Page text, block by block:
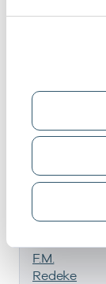
C.W. Van
Koutstaal
Struyk
F.M.
Redeke